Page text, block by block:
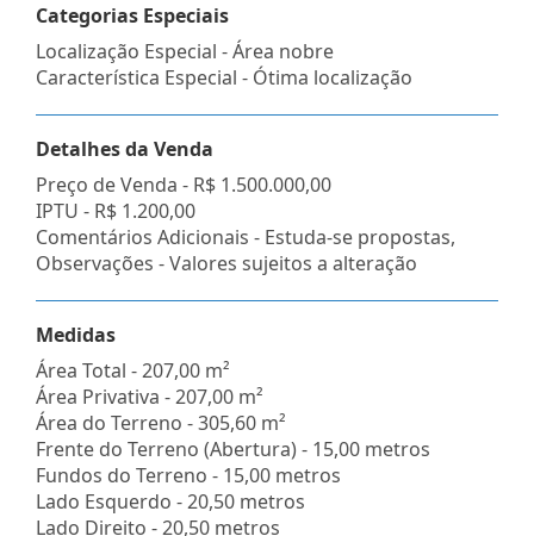
Categorias Especiais
Localização Especial - Área nobre
Característica Especial - Ótima localização
Detalhes da Venda
Preço de Venda - R$ 1.500.000,00
IPTU - R$ 1.200,00
Comentários Adicionais - Estuda-se propostas,
Observações - Valores sujeitos a alteração
Medidas
Área Total - 207,00 m²
Área Privativa - 207,00 m²
Área do Terreno - 305,60 m²
Frente do Terreno (Abertura) - 15,00 metros
Fundos do Terreno - 15,00 metros
Lado Esquerdo - 20,50 metros
Lado Direito - 20,50 metros